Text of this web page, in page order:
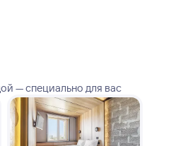
— специально для вас